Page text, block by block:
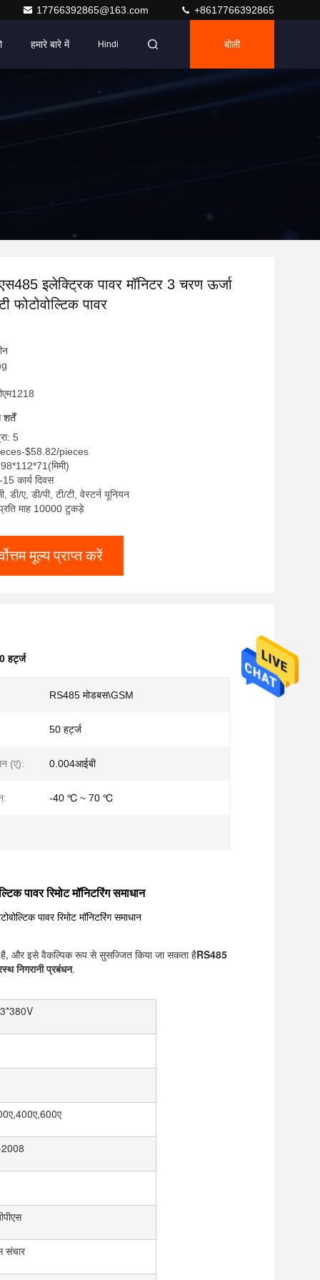
17766392865@163.com +8617766392865
हमारे बारे में Hindi बोली
इलेक्ट्रिक पावर मॉनिटर 3 चरण ऊर्जा
फोटोवोल्टिक पावर
5
$58.82/pieces
कार्य दिवस
डी/ए, डी/पी, टी/टी, वेस्टर्न यूनियन
प्रति माह 10000 टुकड़े
मूल्य प्राप्त करें
हर्ट्ज
RS485 मोडबस\GSM
50 हर्ट्ज
(ए): 0.004आईबी
-40 ℃ ~ 70 ℃
पावर रिमोट मॉनिटरिंग समाधान
पावर रिमोट मॉनिटरिंग समाधान
है, और इसे वैकल्पिक रूप से सुसज्जित किया जा सकता हैRS485
निगरानी प्रबंधन.
संचार